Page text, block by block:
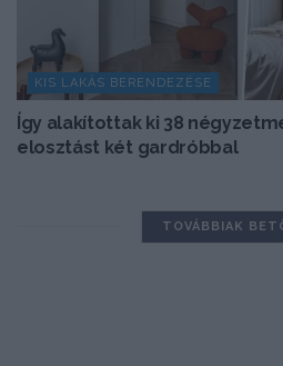
KIS LAKÁS BERENDEZÉSE
Így alakítottak ki 38
elosztást két gardróbbal
TOVÁBBIAK